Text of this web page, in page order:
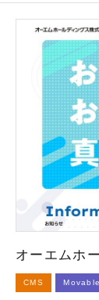
オーエムホ
CMS